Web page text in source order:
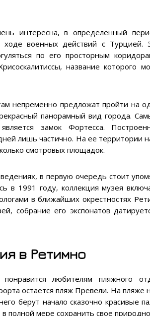
интересна, в определенный
военных действий с Турцией.
по его просторным
название которого
непременно предложат пройти на
панорамный вид города.
замок Фортесса.
лишь частично. На ее территории
смотровых площадок.
в первую очередь стоит
в 1991 году, коллекция музея
в ближайших окрестностях
собрание его экспонатов
в Ретимно
понравится любителям пляжного
остается пляж Превели. На
берут начало сказочно красивые
полной мере сохранить свое